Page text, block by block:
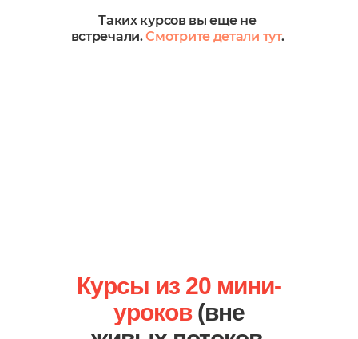
Таких курсов вы еще не
встречали.Смотрите детали тут.
Курсы из 20 мини-
уроков(вне